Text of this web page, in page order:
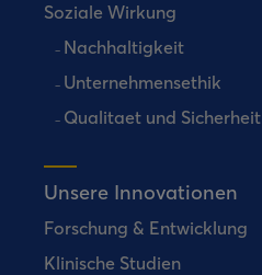
Soziale Wirkung
Nachhaltigkeit
Unternehmensethik
Qualitaet und Sicherheit
Unsere Innovationen
Forschung & Entwicklung
Klinische Studien